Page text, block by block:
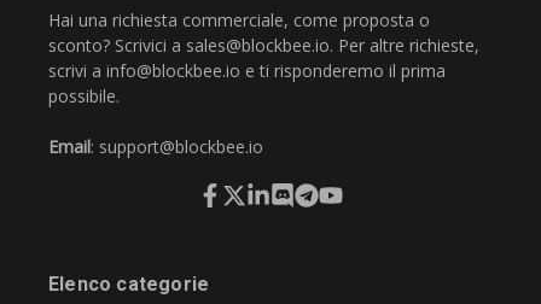
Hai una richiesta commerciale, come proposta o
sconto? Scrivici a sales@blockbee.io. Per altre richieste,
scrivi a info@blockbee.io e ti risponderemo il prima
possibile.
Email: support@blockbee.io
Elenco categorie